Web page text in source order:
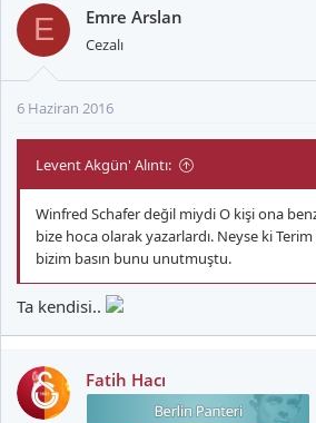
E Emre Arslan
Cezalı
6 Haziran 2016
Levent Akgün' Alıntı:
Winfred Schafer değil miydi O kişi ona
bize hoca olarak yazarlardı. Neyse ki
bizim basın bunu unutmuştu.
Ta kendisi..
Fatih Hacı